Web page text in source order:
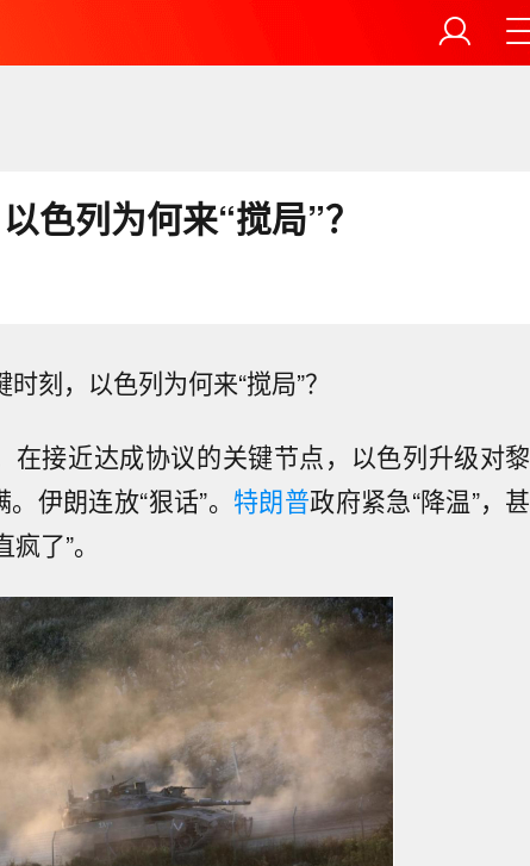
色列为何来“搅局”？
时刻，以色列为何来“搅局”？
在接近达成协议的关键节点，以色列升级对黎
。伊朗连放“狠话”。 特朗普政府紧急“降温”，甚
疯了”。